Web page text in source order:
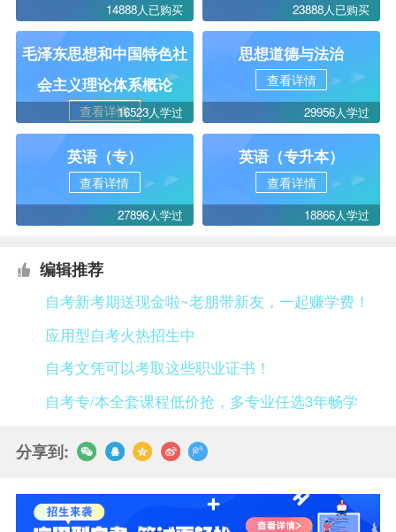
14888人已购买 23888人已购买
毛泽东思想和中国特色社
会主义理论体系概论
查看详情16523人学过
思想道德与法治
查看详情
29956人学过
英语（专）
查看详情
27896人学过
英语（专升本）
查看详情
18866人学过
编辑推荐
自考新考期送现金啦~老朋带新友，一起赚学费！
应用型自考火热招生中
自考文凭可以考取这些职业证书！
自考专/本全套课程低价抢，多专业任选3年畅学
分享到: